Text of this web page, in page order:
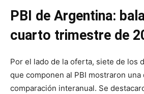
PBI de Argentina:
cuarto trimestre de
Por el lado de la oferta, siete de los
que componen al PBI mostraron
comparación interanual. Se